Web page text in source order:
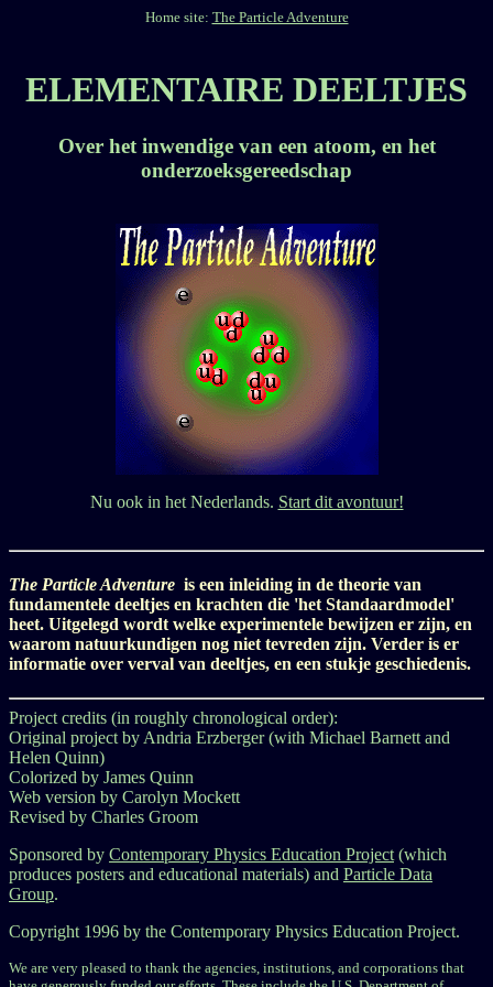
Home site: The Particle Adventure
ELEMENTAIRE DEELTJES
Over het inwendige van een atoom, en het
onderzoeksgereedschap
Nu ook in het Nederlands. Start dit avontuur!
The Particle Adventure is een inleiding in de theorie van
fundamentele deeltjes en krachten die 'het Standaardmodel'
heet. Uitgelegd wordt welke experimentele bewijzen er zijn, en
waarom natuurkundigen nog niet tevreden zijn. Verder is er
informatie over verval van deeltjes, en een stukje geschiedenis.
Project credits (in roughly chronological order):
Original project by Andria Erzberger (with Michael Barnett and
Helen Quinn)
Colorized by James Quinn
Web version by Carolyn Mockett
Revised by Charles Groom
Sponsored by Contemporary Physics Education Project (which
produces posters and educational materials) and Particle Data
Group.
Copyright 1996 by the Contemporary Physics Education Project.
We are very pleased to thank the agencies, institutions, and corporations that